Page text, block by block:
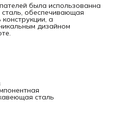
была использованна
обеспечивающая
а
дизайном
сталь